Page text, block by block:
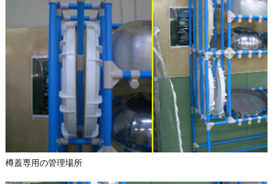
樽蓋専用の管理場所